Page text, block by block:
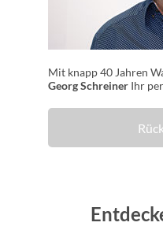
Mit knapp 40 Jahren
Georg Schreiner Ihr